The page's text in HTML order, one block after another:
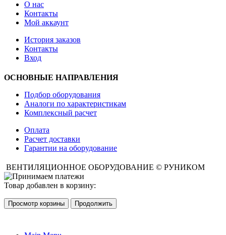
О нас
Контакты
Мой аккаунт
История заказов
Контакты
Вход
ОСНОВНЫЕ НАПРАВЛЕНИЯ
Подбор оборудования
Аналоги по характеристикам
Комплексный расчет
Оплата
Расчет доставки
Гарантии на оборудование
ВЕНТИЛЯЦИОННОЕ ОБОРУДОВАНИЕ © РУНИКОМ
Товар добавлен в корзину:
Просмотр корзины Продолжить